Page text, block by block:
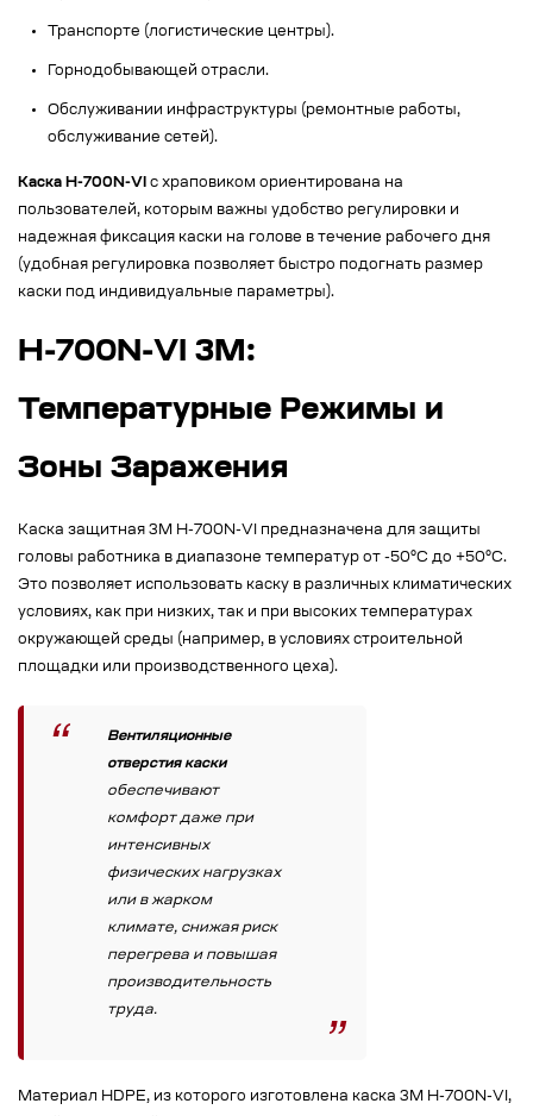
Транспорте (логистические центры).
Горнодобывающей отрасли.
Обслуживании инфраструктуры (ремонтные работы,
обслуживание сетей).
Каска H-700N-VI с храповиком ориентирована на
пользователей, которым важны удобство регулировки и
надежная фиксация каски на голове в течение рабочего дня
(удобная регулировка позволяет быстро подогнать размер
каски под индивидуальные параметры).
H-700N-VI 3M:
Температурные Режимы и
Зоны Заражения
Каска защитная 3M H-700N-VI предназначена для защиты
головы работника в диапазоне температур от -50°C до +50°C.
Это позволяет использовать каску в различных климатических
условиях, как при низких, так и при высоких температурах
окружающей среды (например, в условиях строительной
площадки или производственного цеха).
Вентиляционные
отверстия каски
обеспечивают
комфорт даже при
интенсивных
физических нагрузках
или в жарком
климате, снижая риск
перегрева и повышая
производительность
труда.
Материал HDPE, из которого изготовлена каска 3M H-700N-VI,